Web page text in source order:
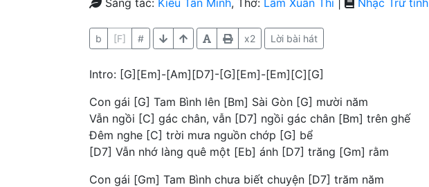
Sáng tác: Kiều Tấn Minh, Thơ: Lâm Xuân Thi Nhạc Trữ tình
b [F] # x2 Lời bài hát
Intro: [G][Em]-[Am][D7]-[G][Em]-[Em][C][G]
Con gái [G] Tam Bình lên [Bm] Sài Gòn [G] mười năm
Vẫn ngồi [C] gác chân, vẫn [D7] ngồi gác chân [Bm] trên ghế
Đêm nghe [C] trời mưa nguồn chớp [G] bể
[D7] Vẫn nhớ làng quê một [Eb] ánh [D7] trăng [Gm] rằm
Con gái [Gm] Tam Bình chưa biết chuyện [D7] trăm năm